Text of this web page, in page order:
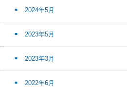
2024年5月
2023年5月
2023年3月
2022年6月